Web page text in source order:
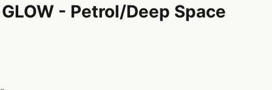
- Petrol/Deep Space